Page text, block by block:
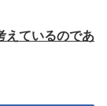
えているのであ